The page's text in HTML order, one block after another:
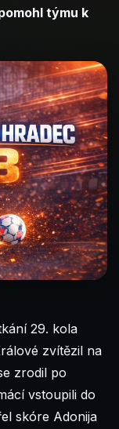
týmu k
29. kola
zvítězil na
zrodil po
vstoupili do
skóre Adonija